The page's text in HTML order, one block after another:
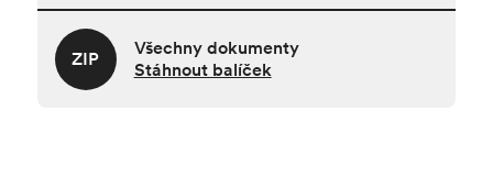
Všechny dokumenty
Stáhnout balíček
ZIP